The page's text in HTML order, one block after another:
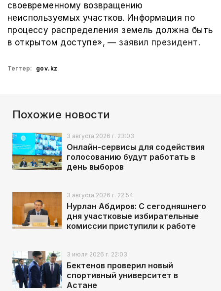
своевременному возвращению
неиспользуемых участков. Информация по
процессу распределения земель должна быть
в открытом доступе», — заявил президент.
Тегтер: gov.kz
Похожие новости
3 августа 2026 г. 23:03
Онлайн-сервисы для содействия
голосованию будут работать в
день выборов
3 августа 2026 г. 22:54
Нурлан Абдиров: С сегодняшнего
дня участковые избирательные
комиссии приступили к работе
3 июля 2026 г. 22:03
Бектенов проверил новый
спортивный университет в
Астане